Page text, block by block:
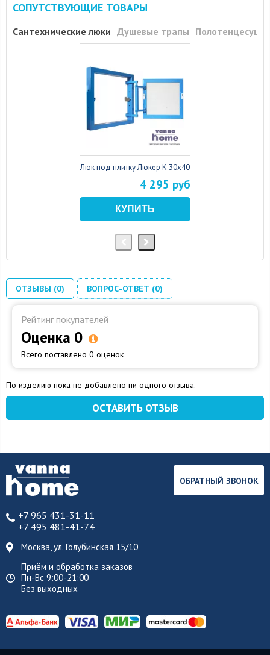
СОПУТСТВУЮЩИЕ ТОВАРЫ
Сантехнические люки Душевые трапы
Люк под плитку Люкер К 30x40
4 295 руб
ОТЗЫВЫ (0) ВОПРОС-ОТВЕТ (0)
Рейтинг покупателей
Оценка 0
Всего поставлено 0 оценок
По изделию пока не добавлено ни одного отзыва.
ОСТАВИТЬ ОТЗЫВ
+7 965 431-31-11
+7 495 481-41-74
Москва, ул. Голубинская 15/10
Приём и обработка заказов
Пн-Вс 9:00-21:00
Без выходных
ОБРАТНЫЙ ЗВОНОК